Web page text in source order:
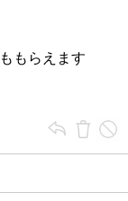
もらえます